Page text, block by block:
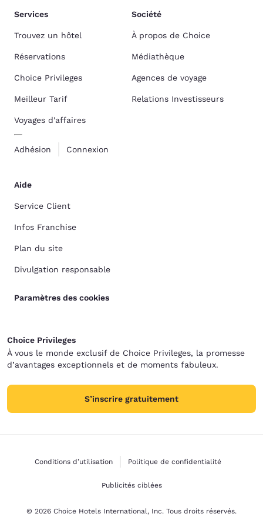
Services
Trouvez un hôtel
Réservations
Choice Privileges
Meilleur Tarif
Voyages d'affaires
Adhésion Connexion
Société
À propos de Choice
Médiathèque
Agences de voyage
Relations Investisseurs
Aide
Service Client
Infos Franchise
Plan du site
Divulgation responsable
Paramètres des cookies
Choice Privileges
À vous le monde exclusif de Choice Privileges, la promesse
d’avantages exceptionnels et de moments fabuleux.
S’inscrire gratuitement
Conditions d’utilisation Politique de confidentialité
Publicités ciblées
© 2026 Choice Hotels International, Inc. Tous droits réservés.